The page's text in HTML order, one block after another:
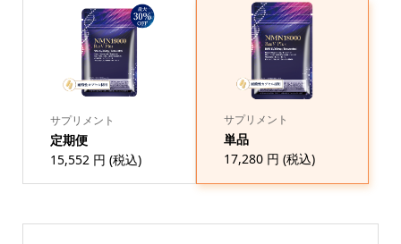
サプリメント
定期便
15,552 円 (税込)
サプリメント
単品
17,280 円 (税込)